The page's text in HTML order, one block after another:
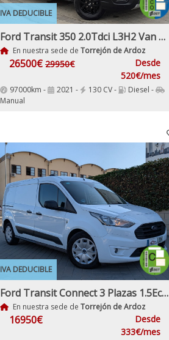
IVA DEDUCIBLE
Ford Transit 350 2.0Tdci L3H2 Van Trail FWD MHEV furgón FWD 130Cv, 6 Velocidades, Etiqueta medioambiental ECO
En nuestra sede de Torrejón de Ardoz
26500€ 29950€
Desde
520€/mes
97000km - 2021 - 130 CV -
Diesel -
Manual
IVA DEDUCIBLE
Ford Transit Connect 3 Plazas 1.5EcoBlueTrend 210 L2 4 Puertas 100Cv IVA y Garantía Inc Etiqueta C
En nuestra sede de Torrejón de Ardoz
16950€
Desde
333€/mes